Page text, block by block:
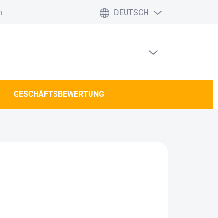
Versand und Zahlung DE/AT
DEUTSCH
GESCHÄFTSBEWERTUNG